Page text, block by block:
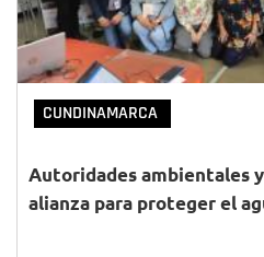
CUNDINAMARCA
Autoridades ambientales
alianza para proteger el